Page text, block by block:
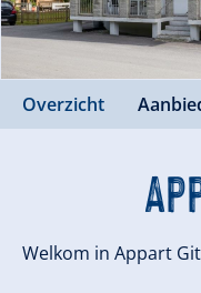
Overzicht
Welkom in Appart